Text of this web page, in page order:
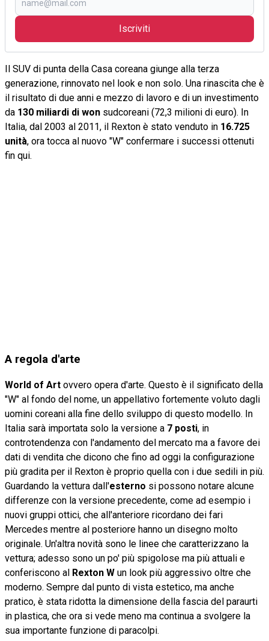
Iscriviti
Il SUV di punta della Casa coreana giunge alla terza
generazione, rinnovato nel look e non solo. Una rinascita che è
il risultato di due anni e mezzo di lavoro e di un investimento
da 130 miliardi di won sudcoreani (72,3 milioni di euro). In
Italia, dal 2003 al 2011, il Rexton è stato venduto in 16.725
unità, ora tocca al nuovo "W" confermare i successi ottenuti
fin qui.
A regola d'arte
World of Art ovvero opera d'arte. Questo è il significato della
"W" al fondo del nome, un appellativo fortemente voluto dagli
uomini coreani alla fine dello sviluppo di questo modello. In
Italia sarà importata solo la versione a 7 posti, in
controtendenza con l'andamento del mercato ma a favore dei
dati di vendita che dicono che fino ad oggi la configurazione
più gradita per il Rexton è proprio quella con i due sedili in più.
Guardando la vettura dall'esterno si possono notare alcune
differenze con la versione precedente, come ad esempio i
nuovi gruppi ottici, che all'anteriore ricordano dei fari
Mercedes mentre al posteriore hanno un disegno molto
originale. Un'altra novità sono le linee che caratterizzano la
vettura; adesso sono un po' più spigolose ma più attuali e
conferiscono al Rexton W un look più aggressivo oltre che
moderno. Sempre dal punto di vista estetico, ma anche
pratico, è stata ridotta la dimensione della fascia del paraurti
in plastica, che ora si vede meno ma continua a svolgere la
sua importante funzione di paracolpi.